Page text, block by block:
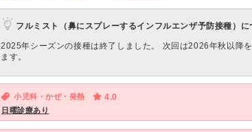
フルミスト（鼻にスプレーするインフルエンザ予防接種）に
2025年シーズンの接種は終了しました。 次回は2026年秋以降
ます。
小児科・かぜ・発熱 4.0
日曜診療あり